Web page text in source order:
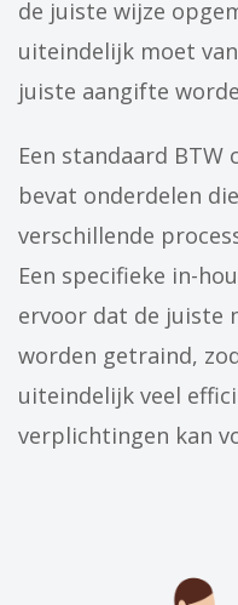
de juiste wijze
uiteindelijk moet
juiste aangifte
Een standaard BTW
bevat onderdelen
verschillende
Een specifieke in-
ervoor dat de juiste
worden getraind,
uiteindelijk veel
verplichtingen kan